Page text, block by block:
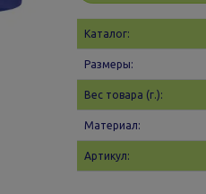
Каталог:
Размеры:
Вес товара (г.):
Материал:
Артикул: